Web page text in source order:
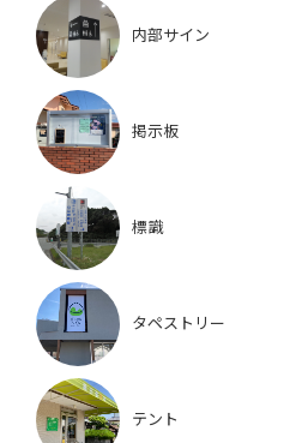
内部サイン
掲示板
標識
タペストリー
テント